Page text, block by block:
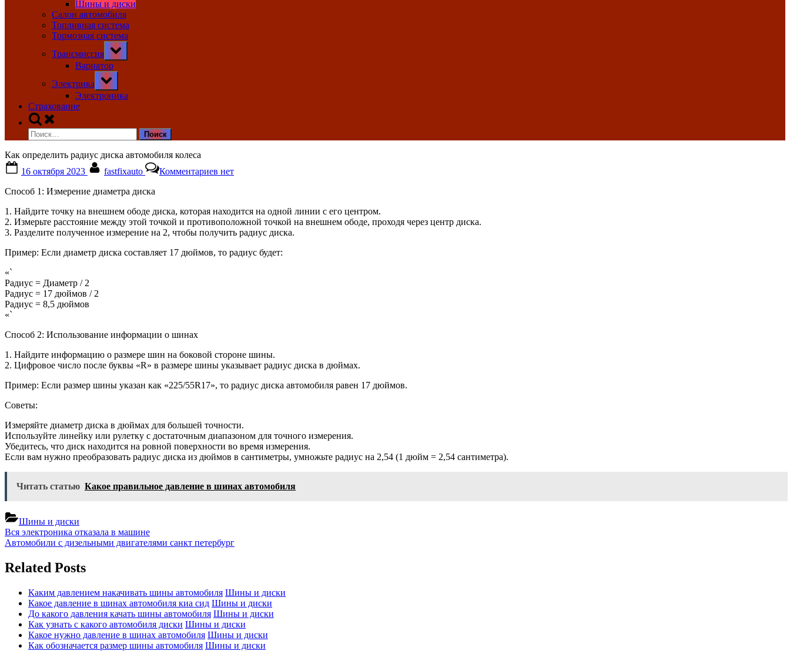
Шины и диски
Салон автомобиля
Топливная система
Тормозная система
Трансмиссия
Toggle
sub-
menu
Вариатор
Электрика
Toggle
sub-
menu
Электроника
Страхование
Toggle
search
form
Найти:
Как определить радиус диска автомобиля колеса
on
16 октября 2023 fastfixauto Комментариевзаписи
диска
автомобиля
колеса
нет
Способ 1: Измерение диаметра диска
1. Найдите точку на внешнем ободе диска, которая находится на одной линии с его центром.
2. Измерьте расстояние между этой точкой и противоположной точкой на внешнем ободе, проходя через центр диска.
3. Разделите полученное измерение на 2, чтобы получить радиус диска.
Пример: Если диаметр диска составляет 17 дюймов, то радиус будет:
«`
Радиус = Диаметр / 2
Радиус = 17 дюймов / 2
Радиус = 8,5 дюймов
«`
Способ 2: Использование информации о шинах
1. Найдите информацию о размере шин на боковой стороне шины.
2. Цифровое число после буквы «R» в размере шины указывает радиус диска в дюймах.
Пример: Если размер шины указан как «225/55R17», то радиус диска автомобиля равен 17 дюймов.
Советы:
Измеряйте диаметр диска в дюймах для большей точности.
Используйте линейку или рулетку с достаточным диапазоном для точного измерения.
Убедитесь, что диск находится на ровной поверхности во время измерения.
Если вам нужно преобразовать радиус диска из дюймов в сантиметры, умножьте радиус на 2,54 (1 дюйм = 2,54 сантиметра).
Читать статью Какое правильное давление в шинах автомобиля
Шины и диски
Навигация
по
записям
Previous
Post:
Вся электроника отказала в машине
Next
Автомобили с дизельными двигателями санкт петербург
Related Posts
Каким давлением накачивать шины автомобиля Шины и диски
Какое давление в шинах автомобиля киа сид Шины и диски
До какого давления качать шины автомобиля Шины и диски
Как узнать с какого автомобиля диски Шины и диски
Какое нужно давление в шинах автомобиля Шины и диски
Как обозначается размер шины автомобиля Шины и диски